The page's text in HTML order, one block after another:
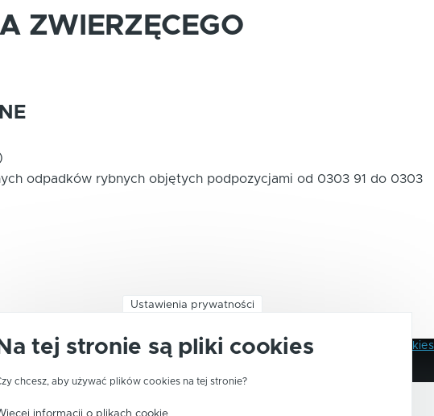
ZWIERZĘCEGO
odpadków rybnych objętych podpozycjami od 0303 91 do 0303
Stopka
Polityka Prywatności Pliki Cookies
Ustawienia prywatności
Na tej stronie są pliki cookies
chcesz, aby używać plików cookies na tej stronie?
informacji o plikach cookie